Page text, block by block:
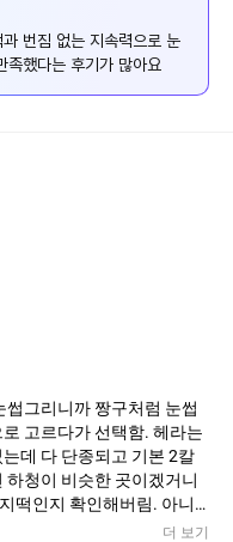
번짐 없는 지속력으로 눈
족했다는 후기가 많아요
그리니까 짱구처럼 눈썹
고르다가 선택함. 헤라는
데 다 단종되고 기본 2칼
청이 비슷한 곳이겠거니
떡인지 확인해버림. 아니
려지는거죠? 울엄마가 너무
더 보기